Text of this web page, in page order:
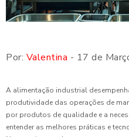
Por: Valentina - 17 de
A alimentação industrial
produtividade das operações de
por produtos de qualidade e a
entender as melhores práticas e